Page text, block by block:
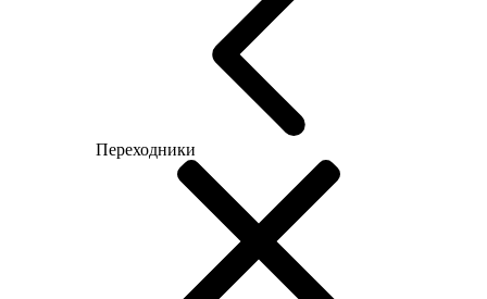
Переходники